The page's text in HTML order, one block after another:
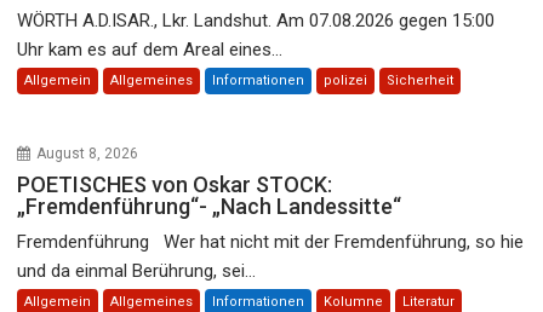
WÖRTH A.D.ISAR., Lkr. Landshut. Am 07.08.2026 gegen 15:00
Uhr kam es auf dem Areal eines...
Allgemein Allgemeines Informationen polizei Sicherheit
August 8, 2026
POETISCHES von Oskar STOCK:
„Fremdenführung“- „Nach Landessitte“
Fremdenführung Wer hat nicht mit der Fremdenführung, so hie
und da einmal Berührung, sei...
Allgemein Allgemeines Informationen Kolumne Literatur